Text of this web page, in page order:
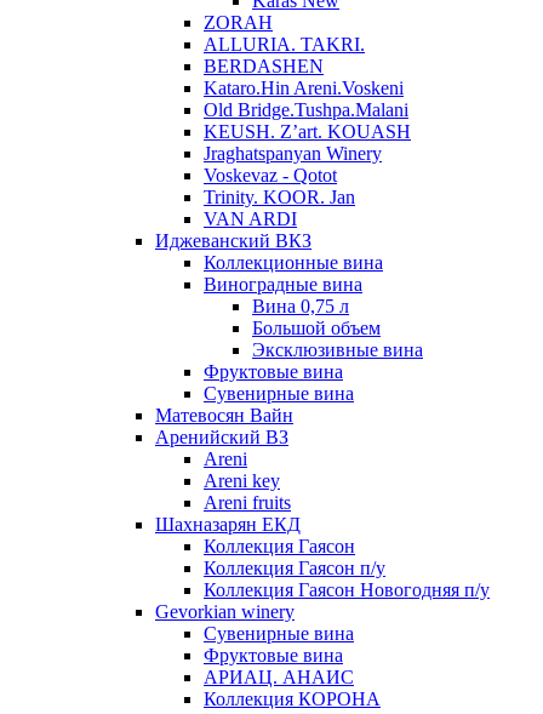
ZORAH
ALLURIA. TAKRI.
BERDASHEN
Kataro.Hin Areni.Voskeni
Old Bridge.Tushpa.Malani
KEUSH. Z’art. KOUASH
Jraghatspanyan Winery
Voskevaz - Qotot
Trinity. KOOR. Jan
VAN ARDI
Иджеванский ВКЗ
Коллекционные вина
Виноградные вина
Вина 0,75 л
Большой объем
Эксклюзивные вина
Фруктовые вина
Cувенирные вина
Матевосян Вайн
Аренийский ВЗ
Areni
Areni key
Areni fruits
Шахназарян ЕКД
Коллекция Гаясон
Коллекция Гаясон п/у
Коллекция Гаясон Новогодняя п/у
Gevorkian winery
Сувенирные вина
Фруктовые вина
АРИАЦ. АНАИС
Коллекция КОРОНА